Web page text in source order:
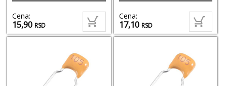
Cena:
15,90RSD
Cena:
17,10RSD